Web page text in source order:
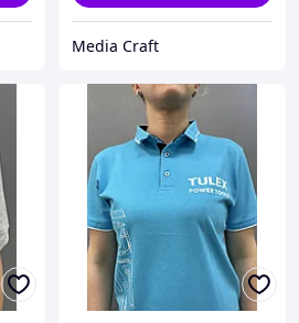
Media Craft